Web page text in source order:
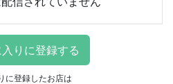
に登録したお店は